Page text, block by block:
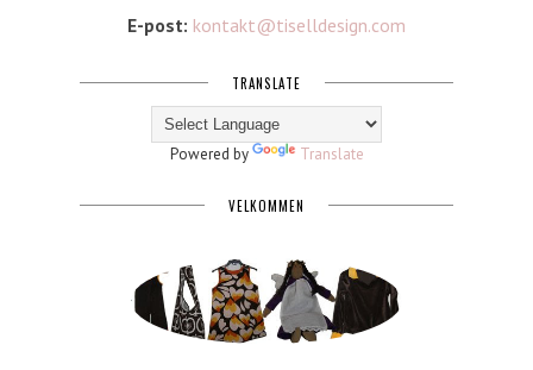
E-post: kontakt@tiselldesign.com
TRANSLATE
Powered by Translate
VELKOMMEN